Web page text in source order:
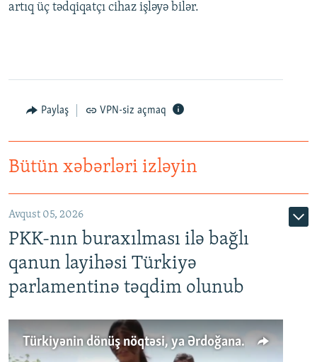
artıq üç tədqiqatçı cihaz işləyə bilər.
Paylaş VPN-siz açmaq
Bütün xəbərləri izləyin
Avqust 05, 2026
PKK-nın buraxılması ilə bağlı
qanun layihəsi Türkiyə
parlamentinə təqdim olunub
Türkiyənin dönüş nöqtəsi, ya Ərdoğana üçüncü şans: PKK ilə qəfil barışıq nə deməkdir?